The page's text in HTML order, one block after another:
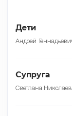
Дети
Андрей
Супруга
Светлана